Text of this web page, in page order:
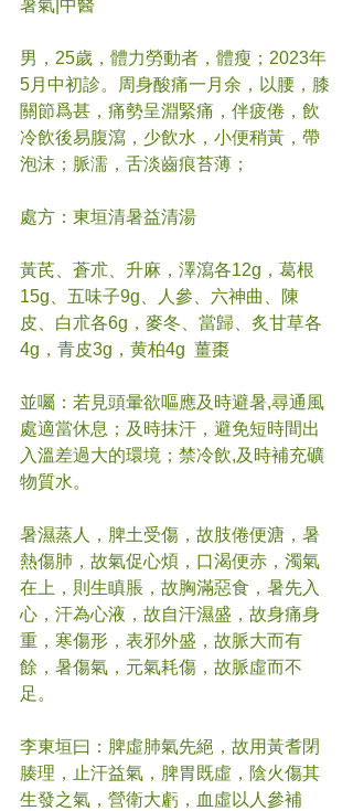
暑氣|中醫
男，25歲，體力勞動者，體瘦；2023年
5月中初診。周身酸痛一月余，以腰，膝
關節爲甚，痛勢呈淵緊痛，伴疲倦，飲
冷飲後易腹瀉，少飲水，小便稍黃，帶
泡沫；脈濡，舌淡齒痕苔薄；
處方：東垣清暑益清湯
黃芪、蒼朮、升麻，澤瀉各12g，葛根
15g、五味子9g、人參、六神曲、陳
皮、白朮各6g，麥冬、當歸、炙甘草各
4g，青皮3g，黄柏4g  薑棗
並囑：若見頭暈欲嘔應及時避暑,尋通風
處適當休息；及時抹汗，避免短時間出
入溫差過大的環境；禁冷飲,及時補充礦
物質水。
暑濕蒸人，脾土受傷，故肢倦便溏，暑
熱傷肺，故氣促心煩，口渴便赤，濁氣
在上，則生瞋脹，故胸滿惡食，暑先入
心，汗為心液，故自汗濕盛，故身痛身
重，寒傷形，表邪外盛，故脈大而有
餘，暑傷氣，元氣耗傷，故脈虛而不
足。
李東垣曰：脾虛肺氣先絕，故用黃耆閉
腠理，止汗益氣，脾胃既虛，陰火傷其
生發之氣，營衛大虧，血虛以人參補